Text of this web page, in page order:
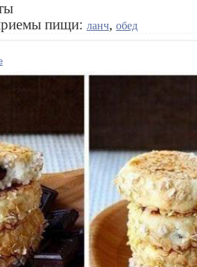
пищи: ланч, обед